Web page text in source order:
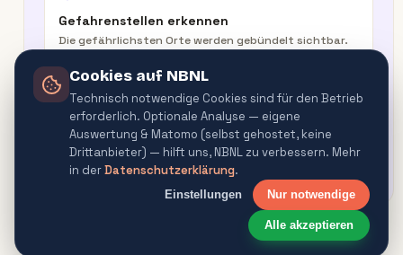
Gefahrenstellen erkennen
Die gefährlichsten Orte werden gebündelt sichtbar.
In der Route warnen
Routenplaner & Navigator warnen vor
Gefahrenquellen.
Cookies auf NBNL
Technisch notwendige Cookies sind für den Betrieb
erforderlich. Optionale Analyse — eigene
Auswertung & Matomo (selbst gehostet, keine
Drittanbieter) — hilft uns, NBNL zu verbessern. Mehr
in derDatenschutzerklärung.
Einstellungen Nur notwendige
Alle akzeptieren